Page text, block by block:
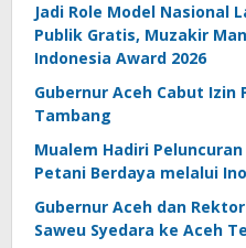
Jadi Role Model Nasional
Publik Gratis, Muzakir
Indonesia Award 2026
Gubernur Aceh Cabut Izin
Tambang
Mualem Hadiri Peluncuran
Petani Berdaya melalui
Gubernur Aceh dan Rektor
Saweu Syedara ke Aceh